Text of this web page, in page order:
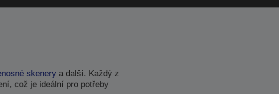
skenerya další. Každý z
což je ideální pro potřeby